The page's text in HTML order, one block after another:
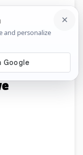
Komentari
U Zoo